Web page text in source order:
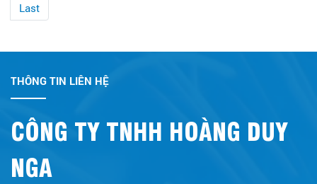
Last
THÔNG TIN LIÊN HỆ
CÔNG TY TNHH HOÀNG DUY
NGA